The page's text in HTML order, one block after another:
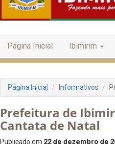
Página Inicial Ibimirim
Página Inicial Informativos
Prefeitura de
Cantata de Natal
Publicado em 22 de dezembro de